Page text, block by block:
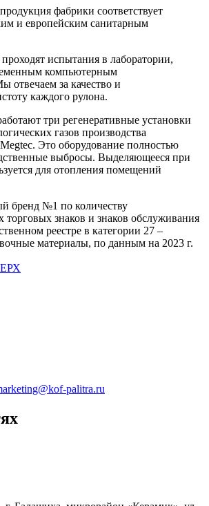
фабрики соответствует
и европейским санитарным
испытания в лаборатории,
компьютерным
отвечаем за качество и
каждого рулона.
три регенеративные установки
газов производства
Это оборудование полностью
выбросы. Выделяющееся при
для отопления помещений
бренд №1 по количеству
торговых знаков и знаков обслуживания
реестре в категории 27 –
материалы, по данным на 2023 г.
palitra.ru